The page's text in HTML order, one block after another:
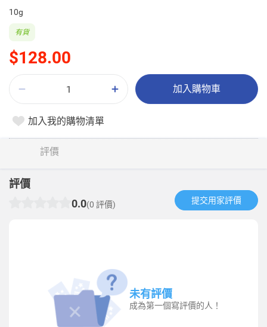
10g
$128.00
有貨
加入購物車
加入我的購物清單
評價
評價
0.0(0 評價) 提交用家評價​
未有評價
成為第一個寫評價的人！